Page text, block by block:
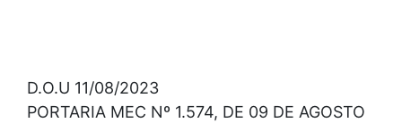
D.O.U 11/08/2023
PORTARIA MEC Nº 1.574, DE 09 DE AGOSTO